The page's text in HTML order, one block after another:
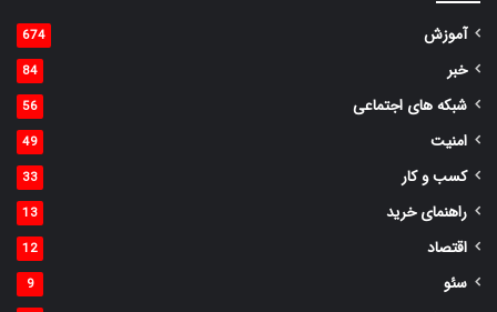
آموزش 674
خبر 84
شبکه های اجتماعی 56
امنیت 49
کسب و کار 33
راهنمای خرید 13
اقتصاد 12
سئو 9